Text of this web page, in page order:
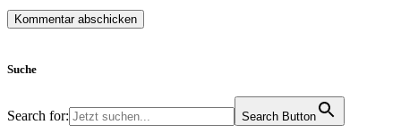
Suche
Search for: Search Button